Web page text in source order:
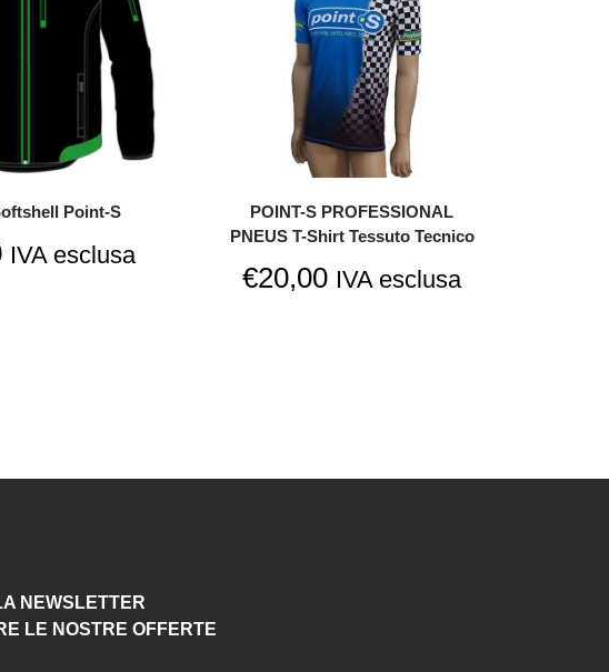
Point-S
IVA esclusa
POINT-S PROFESSIONAL
PNEUS T-Shirt Tessuto Tecnico
€20,00 IVA esclusa
NEWSLETTER
LE NOSTRE OFFERTE